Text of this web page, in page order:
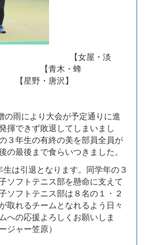
・淡
木・蜂
唐沢】
雨により大会が予定通りに進
揮できず敗退してしまいまし
３年生の有終の美を部員全員が
最後まで食らいつきました。
は引退となります。同学年の３
ソフトテニス部を懸命に支えて
ソフトテニス部は８名の１・２
取れるチームとなれるよう日々
への応援よろしくお願いしま
ー笠原）